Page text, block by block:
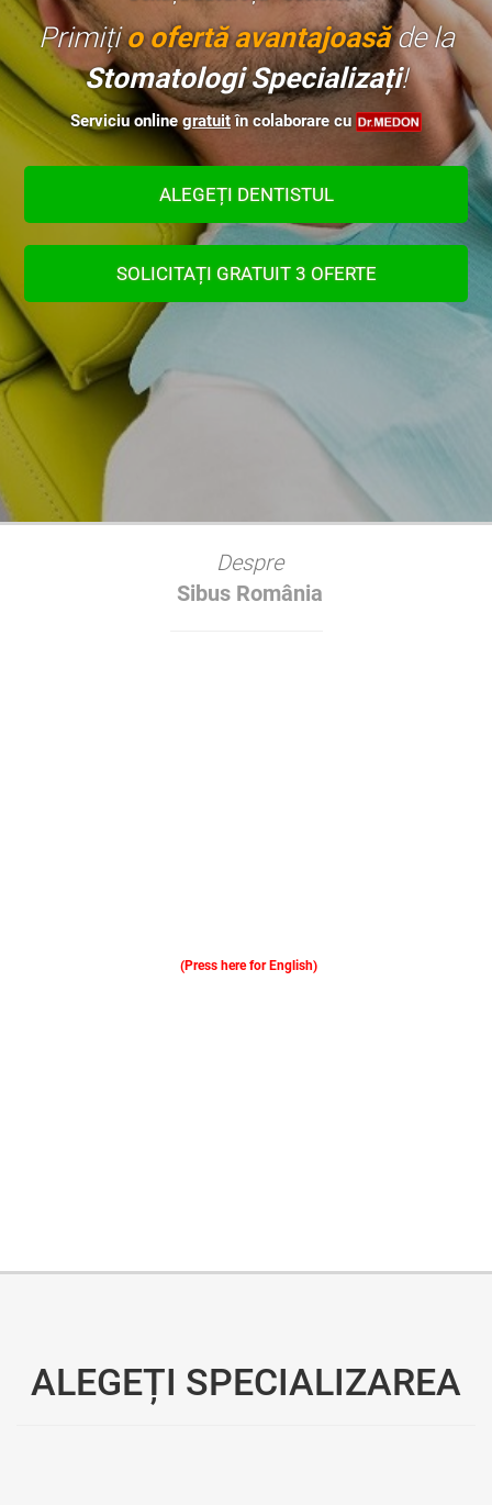
Primițio ofertă avantajoasăde la
Stomatologi Specializați!
Serviciu onlinegratuitîn colaborare cu
ALEGEȚI DENTISTUL
SOLICITAȚI GRATUIT 3 OFERTE
Despre
Sibus România
(Press here for English)
ALEGEȚI SPECIALIZAREA